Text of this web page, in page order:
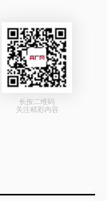
长按二维码
关注精彩内容